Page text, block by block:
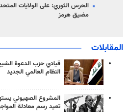
الحرس الثوري: على الولايات
مضيق هرمز
المقابلات
قيادي حزب الدعوة
النظام العالمي الجديد
المشروع الصهيوني
تعيد رسم معادلة